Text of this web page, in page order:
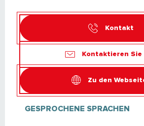
Kontakt
Kontaktieren Sie
Zu den
GESPROCHENE SPRACHEN
GESPROCHENE SPRACHEN